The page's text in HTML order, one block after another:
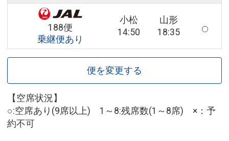
188便
乗継便あり
小松
14:50
山形
18:35
便を変更する
【空席状況】
○:空席あり(9席以上) 1～8:残席数(1～8席) ×：予
約不可